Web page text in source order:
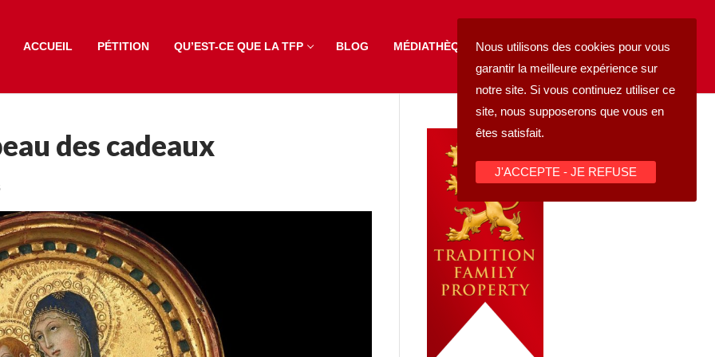
ACCUEIL PÉTITION QU’EST-CE QUE LA TFP BLOG MÉDIATHÈQUE FAIRE UN DON
des cadeaux
Nous utilisons des cookies pour vous
garantir la meilleure expérience sur
notre site. Si vous continuez utiliser ce
site, nous supposerons que vous en
êtes satisfait.
J'ACCEPTE - JE REFUSE